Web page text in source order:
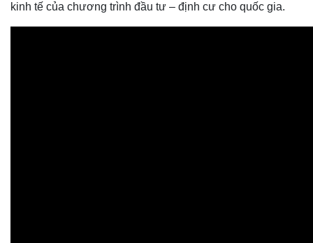
kinh tế của chương trình đầu tư – định cư cho quốc gia.